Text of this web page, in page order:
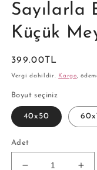
Sayılarla
Küçük
Normal
fiyat
399.00TL
Vergi dahildir. Kargo,
Boyut seçiniz
40x50
Adet